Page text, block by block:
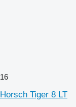
16
Horsch Tiger 8 LT